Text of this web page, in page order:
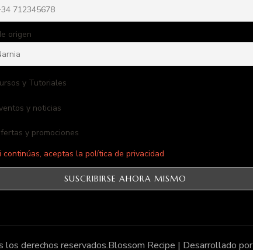
origen
y Tutoriales
y noticias
y promociones
continúas, aceptas la política de privacidad
los derechos reservados.Blossom Recipe | Desarrollado por